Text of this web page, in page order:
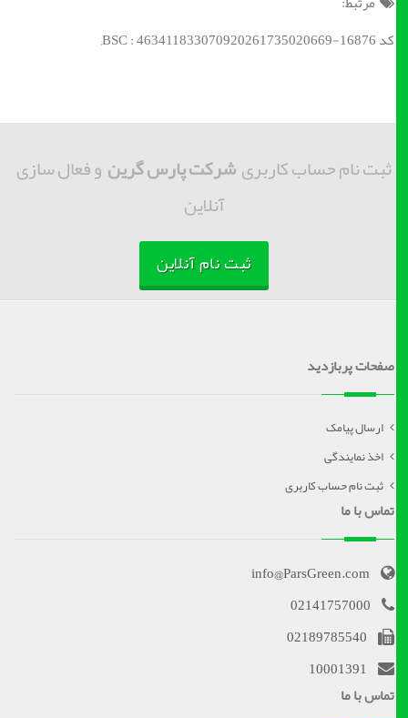
کد BSC : 463411833070920261735020669-16876;
ثبت نام حساب کاربریشرکت پارس گرینو فعال سازی
آنلاین
ثبت نام آنلاین
صفحات پربازدید
ارسال پیامک
اخذ نمایندگی
ثبت نام حساب کاربری
تماس با ما
info@ParsGreen.com
02141757000
02189785540
10001391
تماس با ما